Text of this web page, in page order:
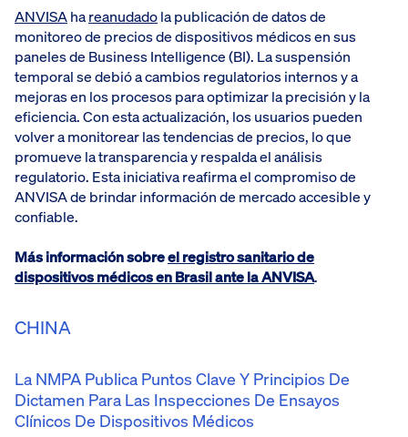
ANVISAhareanudadola publicación de datos de
monitoreo de precios de dispositivos médicos en sus
paneles de Business Intelligence (BI). La suspensión
temporal se debió a cambios regulatorios internos y a
mejoras en los procesos para optimizar la precisión y la
eficiencia. Con esta actualización, los usuarios pueden
volver a monitorear las tendencias de precios, lo que
promueve la transparencia y respalda el análisis
regulatorio. Esta iniciativa reafirma el compromiso de
ANVISA de brindar información de mercado accesible y
confiable.
Más información sobreel registro sanitario de
dispositivos médicos en Brasil ante la ANVISA.
CHINA
La NMPA Publica Puntos Clave Y Principios De
Dictamen Para Las Inspecciones De Ensayos
Clínicos De Dispositivos Médicos